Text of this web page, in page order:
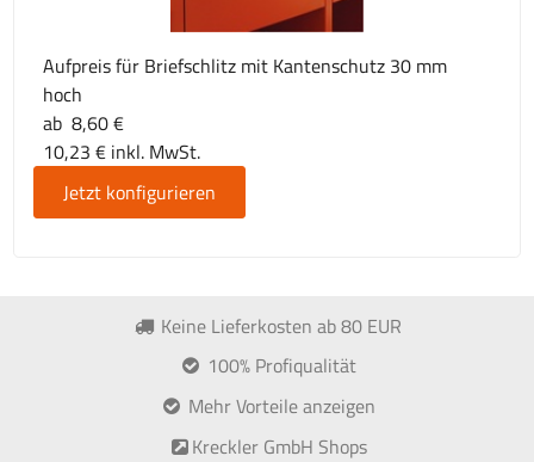
Aufpreis für Briefschlitz mit Kantenschutz 30 mm
hoch
ab 8,60 €
10,23 € inkl. MwSt.
Jetzt konfigurieren
Keine Lieferkosten ab 80 EUR
100% Profiqualität
Mehr Vorteile anzeigen
Kreckler GmbH Shops